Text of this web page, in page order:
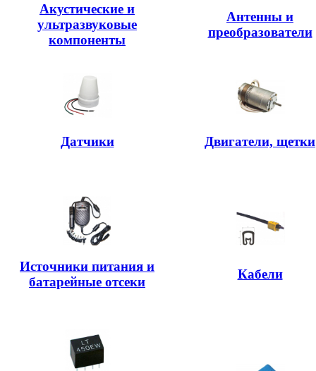
Акустические и
ультразвуковые
компоненты
Антенны и
преобразователи
Датчики Двигатели, щетки
Источники питания и
батарейные отсеки
Кабели